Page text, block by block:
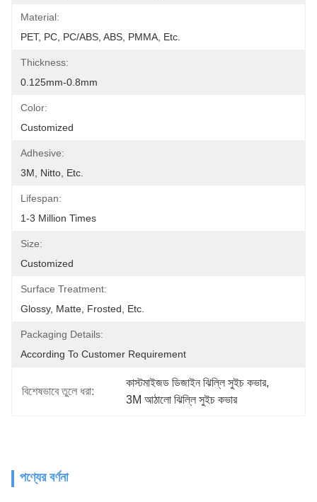
Material:
PET, PC, PC/ABS, ABS, PMMA, Etc.
Thickness:
0.125mm-0.8mm
Color:
Customized
Adhesive:
3M, Nitto, Etc.
Lifespan:
1-3 Million Times
Size:
Customized
Surface Treatment:
Glossy, Matte, Frosted, Etc.
Packaging Details:
According To Customer Requirement
বিশেষভাবে তুলে ধরা:
কাস্টমাইজড ডিজাইন ঝিল্লি সুইচ কভার,
3M আঠালো ঝিল্লি সুইচ কভার
পণ্যের বর্ণনা